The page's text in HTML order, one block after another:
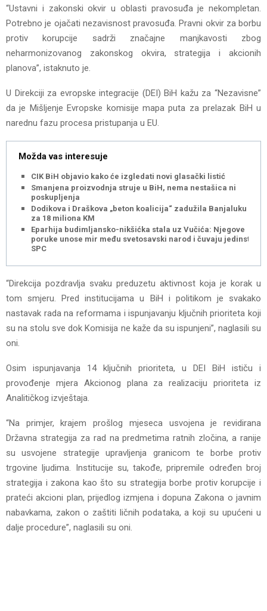
“Ustavni i zakonski okvir u oblasti pravosuđa je nekompletan.
Potrebno je ojačati nezavisnost pravosuđa. Pravni okvir za borbu
protiv korupcije sadrži značajne manjkavosti zbog
neharmonizovanog zakonskog okvira, strategija i akcionih
planova”, istaknuto je.
U Direkciji za evropske integracije (DEI) BiH kažu za “Nezavisne”
da je Mišljenje Evropske komisije mapa puta za prelazak BiH u
narednu fazu procesa pristupanja u EU.
Možda vas interesuje
CIK BiH objavio kako će izgledati novi glasački listić
Smanjena proizvodnja struje u BiH, nema nestašica ni
poskupljenja
Dodikova i Draškova „beton koalicija“ zadužila Banjaluku
za 18 miliona KM
Eparhija budimljansko-nikšićka stala uz Vučića: Njegove
poruke unose mir među svetosavski narod i čuvaju jedinstvo
SPC
“Direkcija pozdravlja svaku preduzetu aktivnost koja je korak u
tom smjeru. Pred institucijama u BiH i politikom je svakako
nastavak rada na reformama i ispunjavanju ključnih prioriteta koji
su na stolu sve dok Komisija ne kaže da su ispunjeni”, naglasili su
oni.
Osim ispunjavanja 14 ključnih prioriteta, u DEI BiH ističu i
provođenje mjera Akcionog plana za realizaciju prioriteta iz
Analitičkog izvještaja.
“Na primjer, krajem prošlog mjeseca usvojena je revidirana
Državna strategija za rad na predmetima ratnih zločina, a ranije
su usvojene strategije upravljenja granicom te borbe protiv
trgovine ljudima. Institucije su, takođe, pripremile određen broj
strategija i zakona kao što su strategija borbe protiv korupcije i
prateći akcioni plan, prijedlog izmjena i dopuna Zakona o javnim
nabavkama, zakon o zaštiti ličnih podataka, a koji su upućeni u
dalje procedure”, naglasili su oni.